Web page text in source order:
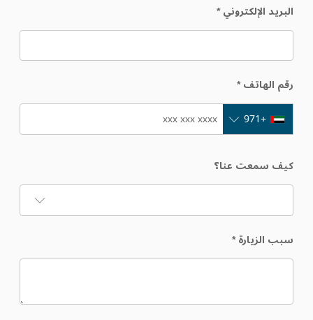
البريد الإلكتروني*
رقم الهاتف*
+971
كيف سمعت عنا؟
سبب الزيارة*